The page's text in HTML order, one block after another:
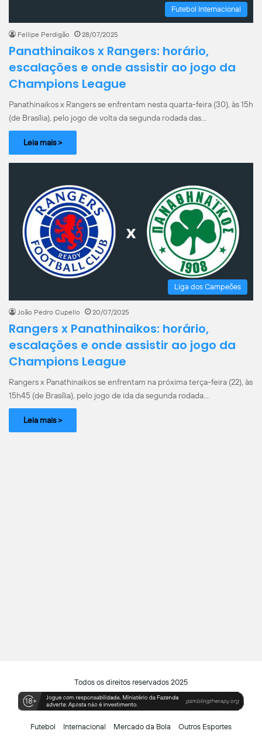
Futebol Internacional
Fellipe Perdigão 28/07/2025
Panathinaikos x Rangers: horário,
escalações e onde assistir ao jogo da
Champions League
Panathinaikos x Rangers se enfrentam nesta quarta-feira (30), às 15h
(de Brasília), pelo jogo de volta da segunda rodada das…
Leia mais >
Liga dos Campeões
João Pedro Cupello 20/07/2025
Rangers x Panathinaikos: horário,
escalações e onde assistir ao jogo da
Champions League
Rangers x Panathinaikos se enfrentam na próxima terça-feira (22), às
15h45 (de Brasília), pelo jogo de ida da segunda rodada…
Leia mais >
Todos os direitos reservados 2025
Futebol Internacional Mercado da Bola Outros Esportes